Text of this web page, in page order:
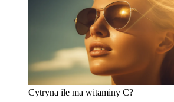
Cytryna ile ma witaminy C?